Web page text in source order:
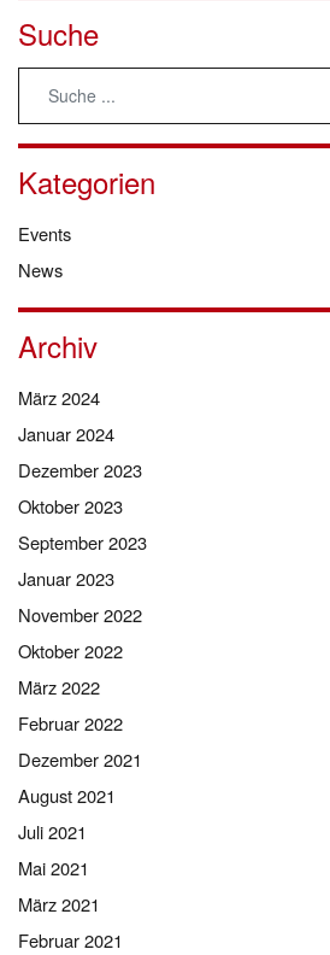
Suche
Kategorien
Events
News
Archiv
März 2024
Januar 2024
Dezember 2023
Oktober 2023
September 2023
Januar 2023
November 2022
Oktober 2022
März 2022
Februar 2022
Dezember 2021
August 2021
Juli 2021
Mai 2021
März 2021
Februar 2021